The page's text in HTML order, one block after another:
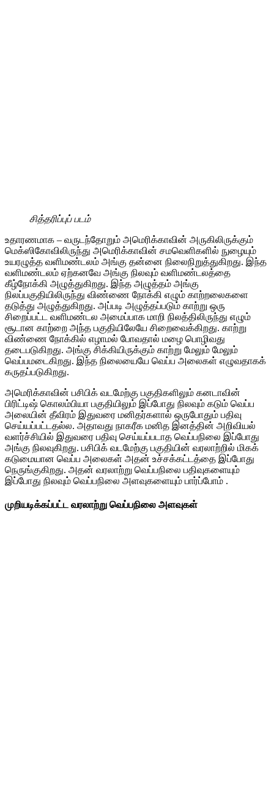
சித்தரிப்புப் படம்
உதாரணமாக – வருடந்தோறும் அமெரிக்காவின் அருகிலிருக்கும்
மெக்ஸிகோவிலிருந்து அமெரிக்காவின் சமவெளிகளில் நுழையும்
உயரழுத்த வளிமண்டலம் அங்கு தன்னை நிலைநிறுத்துகிறது. இந்த
வளிமண்டலம் ஏற்கனவே அங்கு நிலவும் வளிமண்டலத்தை
கீழ்நோக்கி அழுத்துகிறது. இந்த அழுத்தம் அங்கு
நிலப்பகுதியிலிருந்து விண்ணை நோக்கி எழும் காற்றலைகளை
தடுத்து அழுத்துகிறது. அப்படி அழுத்தப்படும் காற்று ஒரு
சிறைப்பட்ட வளிமண்டல அமைப்பாக மாறி நிலத்திலிருந்து எழும்
சூடான காற்றை அந்த பகுதியிலேயே சிறைவைக்கிறது. காற்று
விண்ணை நோக்கில் எழாமல் போவதால் மழை பொழிவது
தடைபடுகிறது. அங்கு சிக்கியிருக்கும் காற்று மேலும் மேலும்
வெப்பமடைகிறது. இந்த நிலையையே வெப்ப அலைகள் எழுவதாகக்
கருதப்படுகிறது.
அமெரிக்காவின் பசிபிக் வடமேற்கு பகுதிகளிலும் கனடாவின்
பிரிட்டிஷ் கொலம்பியா பகுதியிலும் இப்போது நிலவும் கடும் வெப்ப
அலையின் தீவிரம் இதுவரை மனிதர்களால் ஒருபோதும் பதிவு
செய்யப்பட்டதல்ல. அதாவது நாகரீக மனித இனத்தின் அறிவியல்
வளர்ச்சியில் இதுவரை பதிவு செய்யப்படாத வெப்பநிலை இப்போது
அங்கு நிலவுகிறது. பசிபிக் வடமேற்கு பகுதியின் வரலாற்றில் மிகக்
கடுமையான வெப்ப அலைகள் அதன் உச்சக்கட்டத்தை இப்போது
நெருங்குகிறது. அதன் வரலாற்று வெப்பநிலை பதிவுகளையும்
இப்போது நிலவும் வெப்பநிலை அளவுகளையும் பார்ப்போம் .
முறியடிக்கப்பட்ட வரலாற்று வெப்பநிலை அளவுகள்